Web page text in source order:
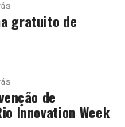
gratuito de
de
Innovation Week